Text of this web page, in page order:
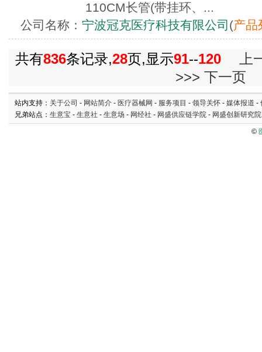
110CM长管(带挂环、...
公司名称： 宁波冠克医疗科技有限公司 (产品
共有836条记录,28页,显示91--120
上
>>> 下一页
站内支持： 关于公司 - 网站简介 - 医疗器械网 - 服务项目 - 领导关怀 - 媒体报道 -
兄弟站点： 生意宝 - 生意社 - 生意场 - 网经社 - 网盛供应链学院 - 网盛创新研究院
©